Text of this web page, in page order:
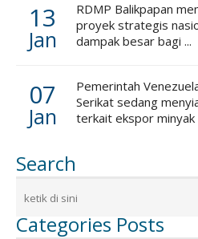
13
Jan
RDMP Balikpapan
proyek strategis
dampak besar bagi ...
07
Jan
Pemerintah
Serikat sedang
terkait ekspor minyak
Search
Categories Posts